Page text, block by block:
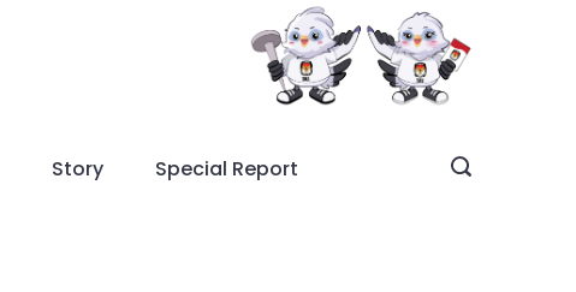
Story Special Report